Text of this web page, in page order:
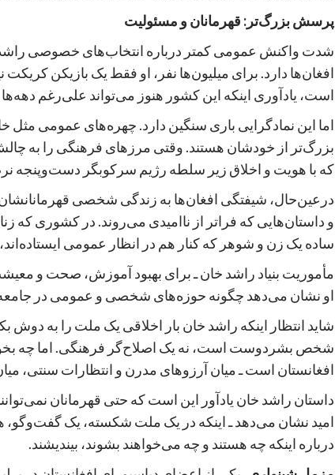
پرسش بزرگ‌تر: قهرمانان و مسئولیت
شدت واکنش عمومی کمتر درباره انتخاب‌های خصوصی راشد
افغان‌ها دارد. برای میلیون‌ها نفر، او فقط یک بازیکن
است، یادآوری اینکه این کشور هنوز می‌تواند علی‌رغم دهه‌ها
اما این نمادگرایی باری سنگین دارد. چهره‌های عمومی مثل
بزرگ‌تر از خودشان هستند. وقتی مرزهای فرهنگی را به
که با هویت و اخلاق زیر سلطه رژیم سرکوبگر دست‌وپنجه
درعین‌حال، شیفتگی افغان‌ها به زندگی شخصی
و داستان‌هایی که فراتر از ناامیدی می‌روند. در کشوری که
ساده یک زن و شوهر که کنار هم در انظار عمومی
مأموریت بنیاد راشد خان ـ برای بهبود آموزش، صحت و
او نشان می‌دهد چگونه حوزه‌های شخصی و عمومی در جامعه‌ای
شاید انتظار اینکه راشد خان بار اخلاقی یک ملت را به دوش
شخص بشردوست است، نه یک اصلاح‌گر فرهنگی. اما چه
افغانستان است ـ میان آرزوهای مدرن و انتظارات سنتی،
داستان راشد خان یادآور این است که حتی قهرمانان
امید نشان می‌دهد ـ اینکه در یک ملت شکسته، یک گفت‌وگو،
درباره اینکه چه هستند و چه می‌خواهند بشوند، بیندیشند.